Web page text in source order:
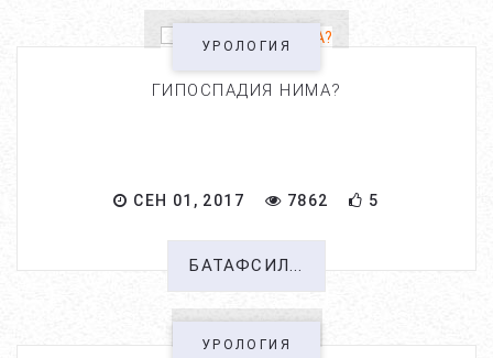
УРОЛОГИЯ
ГИПОСПАДИЯ НИМА?
СЕН 01, 2017 7862 5
БАТАФСИЛ...
УРОЛОГИЯ